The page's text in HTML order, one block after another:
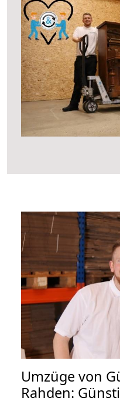
Umzüge von
Rahden: